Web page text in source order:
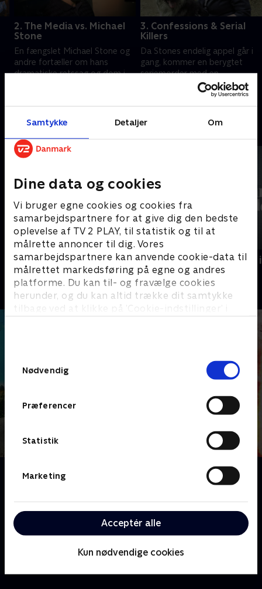
Samtykke Detaljer Om
Dine data og cookies
Vi bruger egne cookies og cookies fra
samarbejdspartnere for at give dig den bedste
oplevelse af TV 2 PLAY, til statistik og til at
målrette annoncer til dig. Vores
samarbejdspartnere kan anvende cookie-data til
målrettet markedsføring på egne og andres
platforme. Du kan til- og fravælge cookies
herunder, og du kan altid trække dit samtykke
tilbage ved at klikke på ’Cookie-indstillinger’ i
Nødvendig
Præferencer
Statistik
Marketing
Acceptér alle
Kun nødvendige cookies
2. The Media vs. Michael
Stone
En fængslet Michael Stone og
andre fortæller om hans
dramatiske retssag og dom i
3. Confessions & Serial
Killers
Da Stones endelig appel går i
gang, kommer en berygtet
seriemorder med en
chokerende tilståelse
Andre så også
Thailand - himmel eller helvede?
Dokumentar • 1 sæsoner
Som sunket
Dokumentar
Om Who Killed Lin and Megan Russell
Megan i 1996 og den endelige appel fra Michael
Stones, manden, der blev idømt tre livstidsdomme